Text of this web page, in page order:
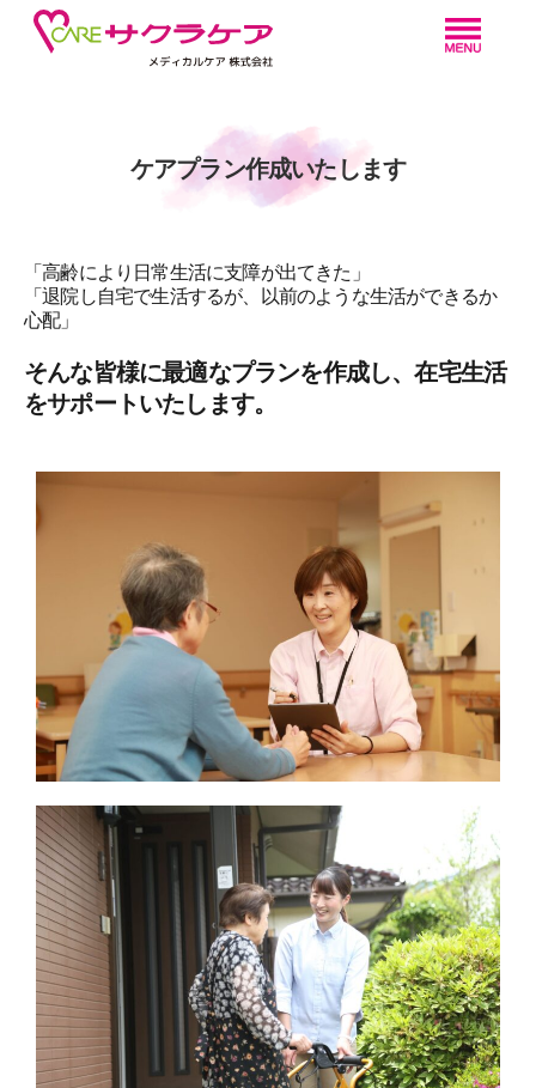
ケアプラン作成いたします
「高齢により日常生活に支障が出てきた」
「退院し自宅で生活するが、以前のような生活ができるか
心配」
そんな皆様に最適なプランを作成し、在宅生活
をサポートいたします。